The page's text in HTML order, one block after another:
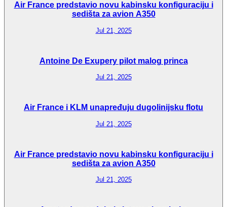
Air France predstavio novu kabinsku konfiguraciju i
sedišta za avion A350
Jul 21, 2025
Antoine De Exupery pilot malog princa
Jul 21, 2025
Air France i KLM unapređuju dugolinijsku flotu
Jul 21, 2025
Air France predstavio novu kabinsku konfiguraciju i
sedišta za avion A350
Jul 21, 2025